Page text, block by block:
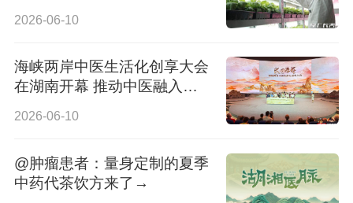
2026-06-10
海峡两岸中医生活化创享大会
在湖南开幕 推动中医融入日
2026-06-10
@肿瘤患者：量身定制的夏季
中药代茶饮方来了→